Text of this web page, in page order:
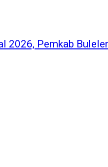
2026, Pemkab